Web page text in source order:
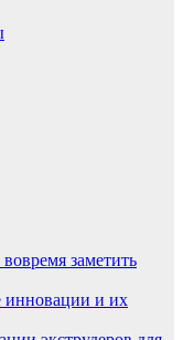
заметить
инновации и их